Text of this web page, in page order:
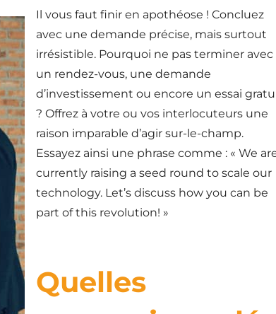
Il vous faut finir en apothéose ! Concluez
avec une demande précise, mais surtout
irrésistible. Pourquoi ne pas terminer avec
un rendez-vous, une demande
d’investissement ou encore un essai
? Offrez à votre ou vos interlocuteurs une
raison imparable d’agir sur-le-champ.
Essayez ainsi une phrase comme : « We
currently raising a seed round to scale our
technology. Let’s discuss how you can be
part of this revolution! »
Quelles